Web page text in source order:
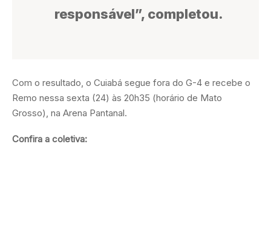
responsável”, completou.
Com o resultado, o Cuiabá segue fora do G-4 e recebe o
Remo nessa sexta (24) às 20h35 (horário de Mato
Grosso), na Arena Pantanal.
Confira a coletiva: